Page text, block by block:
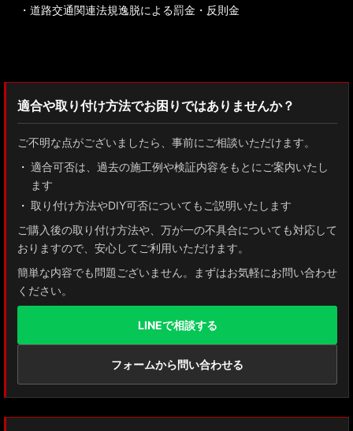
・道路交通関連法規逸脱による罰金・反則金
適合や取り付け方法でお困りではありませんか？
ご不明な点がございましたら、事前にご相談いただけます。
適合可否は、過去の施工例や検証内容をもとにご案内いたし
ます
取り付け方法やDIY可否についてもご説明いたします
ご購入後の取り付け方法や、万が一の不具合についても対応して
おりますので、安心してご利用いただけます。
簡単な内容でも問題ございません。まずはお気軽にお問い合わせ
ください。
LINEで相談する
フォームから問い合わせる